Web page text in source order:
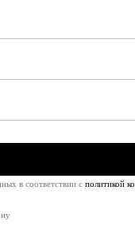
в соответствии сполитикой